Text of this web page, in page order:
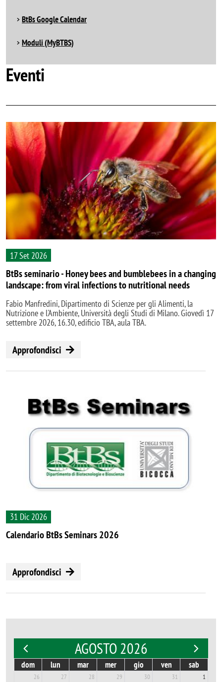
BtBs Google Calendar
Moduli (MyBTBS)
Eventi
17 Set 2026
BtBs seminario - Honey bees and bumblebees in a changing
landscape: from viral infections to nutritional needs
Fabio Manfredini, Dipartimento di Scienze per gli Alimenti, la
Nutrizione e l'Ambiente, Università degli Studi di Milano. Giovedì 17
settembre 2026, 16.30, edificio TBA, aula TBA.
Approfondisci
31 Dic 2026
Calendario BtBs Seminars 2026
Approfondisci
AGOSTO 2026
dom lun mar mer gio ven sab
26 27 28 29 30 31 1